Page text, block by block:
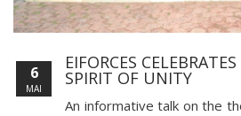
EIFORCES
SPIRIT OF UNITY
An informative talk on the
6
MAI